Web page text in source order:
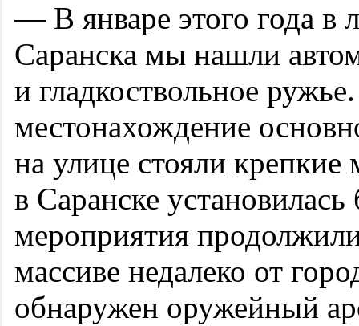
— В январе этого года в
Саранска мы нашли
и гладкоствольное
местонахождение
на улице стояли
в Саранске
мероприятия
массиве недалеко от
обнаружен оружейный